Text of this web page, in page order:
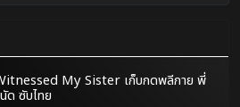
My Sister เก็บกดพลีกาย พี่
ด ซับไทย